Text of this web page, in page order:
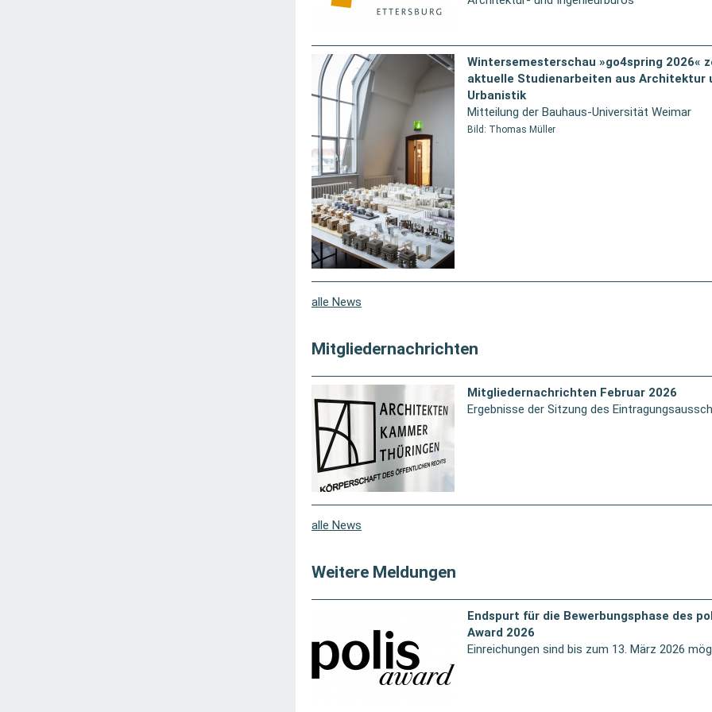
Wintersemesterschau »go4spring 2026«
aktuelle Studienarbeiten aus Architektur
Urbanistik
Mitteilung der Bauhaus-Universität Weimar
Bild: Thomas Müller
alle News
Mitgliedernachrichten
Mitgliedernachrichten Februar 2026
Ergebnisse der Sitzung des
alle News
Weitere Meldungen
Endspurt für die Bewerbungsphase des
Award 2026
Einreichungen sind bis zum 13. März 2026